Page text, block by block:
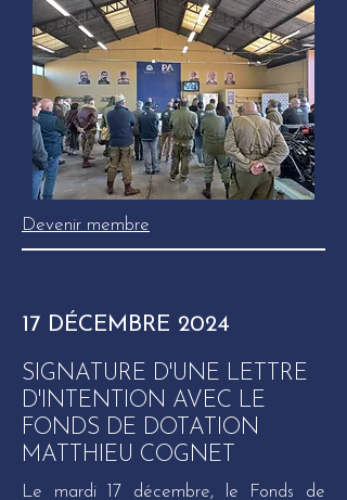
Devenir membre
17 DÉCEMBRE 2024
SIGNATURE D'UNE LETTRE
D'INTENTION AVEC LE
FONDS DE DOTATION
MATTHIEU COGNET
Le mardi 17 décembre, le Fonds de